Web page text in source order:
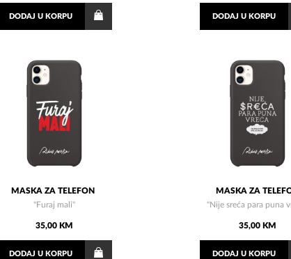
DODAJU KORPU DODAJ U KORPU
MASKA ZA TELEFON
"Furaj mali"
35,00 KM
DODAJU KORPU
MASKA ZA
"Nije sreća para puna
35,00 KM
DODAJ U KORPU